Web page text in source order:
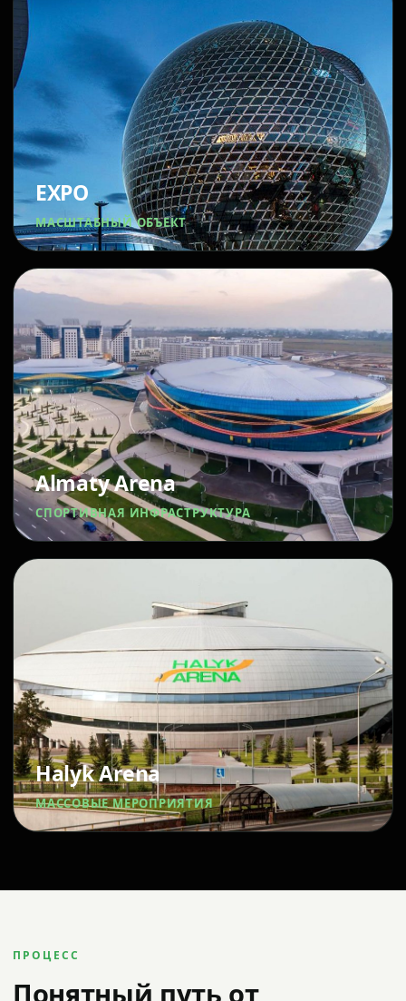
EXPO
МАСШТАБНЫЙ ОБЪЕКТ
Almaty Arena
СПОРТИВНАЯ ИНФРАСТРУКТУРА
Halyk Arena
МАССОВЫЕ МЕРОПРИЯТИЯ
ПРОЦЕСС
Понятный путь от